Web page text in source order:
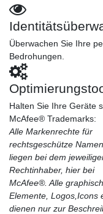
Überwachen Sie Ihre
Bedrohungen.
Halten Sie Ihre Geräte
McAfee® Trademarks:
Alle Markenrechte für
rechtsgeschütze Namen
liegen bei dem
Rechtinhaber, hier bei
McAfee®. Alle
Elemente, Logos,Icons
dienen nur zur